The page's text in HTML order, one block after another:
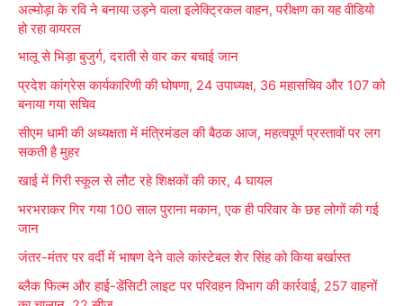
c
o
:
अल्मोड़ा के रवि ने बनाया उड़ने वाला इलेक्ट्रिकल वाहन, परीक्षण का यह वीडियो
हो रहा वायरल
भालू से भिड़ा बुजुर्ग, दराती से वार कर बचाई जान
प्रदेश कांग्रेस कार्यकारिणी की घोषणा, 24 उपाध्यक्ष, 36 महासचिव और 107 को
बनाया गया सचिव
सीएम धामी की अध्यक्षता में मंत्रिमंडल की बैठक आज, महत्वपूर्ण प्रस्तावों पर लग
सकती है मुहर
खाई में गिरी स्कूल से लौट रहे शिक्षकों की कार, 4 घायल
भरभराकर गिर गया 100 साल पुराना मकान, एक ही परिवार के छह लोगों की गई
जान
जंतर-मंतर पर वर्दी में भाषण देने वाले कांस्टेबल शेर सिंह को किया बर्खास्त
ब्लैक फिल्म और हाई-डेंसिटी लाइट पर परिवहन विभाग की कार्रवाई, 257 वाहनों